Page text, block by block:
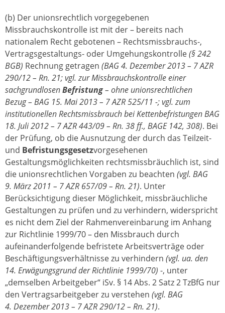
(b) Der unionsrechtlich vorgegebenen
Missbrauchskontrolle ist mit der – bereits nach
nationalem Recht gebotenen – Rechtsmissbrauchs-,
Vertragsgestaltungs- oder Umgehungskontrolle(§ 242
BGB) Rechnung getragen (BAG 4. Dezember 2013 – 7 AZR
290/12 – Rn. 21; vgl. zur Missbrauchskontrolle einer
sachgrundlosenBefristung– ohne unionsrechtlichen
Bezug – BAG 15. Mai 2013 – 7 AZR 525/11 -; vgl. zum
institutionellen Rechtsmissbrauch bei Kettenbefristungen BAG
18. Juli 2012 – 7 AZR 443/09 – Rn. 38 ff., BAGE 142, 308). Bei
der Prüfung, ob die Ausnutzung der durch das Teilzeit-
und Befristungsgesetzvorgesehenen
Gestaltungsmöglichkeiten rechtsmissbräuchlich ist, sind
die unionsrechtlichen Vorgaben zu beachten (vgl. BAG
9. März 2011 – 7 AZR 657/09 – Rn. 21). Unter
Berücksichtigung dieser Möglichkeit, missbräuchliche
Gestaltungen zu prüfen und zu verhindern, widerspricht
es nicht dem Ziel der Rahmenvereinbarung im Anhang
zur Richtlinie 1999/70 – den Missbrauch durch
aufeinanderfolgende befristete Arbeitsverträge oder
Beschäftigungsverhältnisse zu verhindern (vgl. ua. den
14. Erwägungsgrund der Richtlinie 1999/70) -, unter
„demselben Arbeitgeber“ iSv. § 14 Abs. 2 Satz 2 TzBfG nur
den Vertragsarbeitgeber zu verstehen (vgl. BAG
4. Dezember 2013 – 7 AZR 290/12 – Rn. 21).